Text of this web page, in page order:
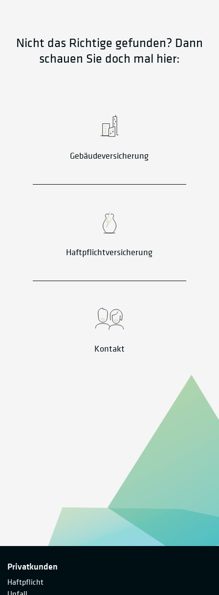
Nicht das Richtige gefunden? Dann
schauen Sie doch mal hier:
Gebäudeversicherung
Haftpflichtversicherung
Kontakt
Privatkunden
Haftpflicht